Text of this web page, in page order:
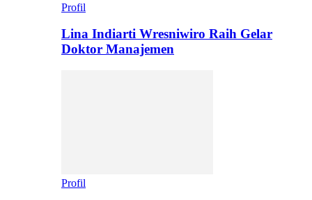
Profil
Lina Indiarti Wresniwiro Raih Gelar
Doktor Manajemen
Profil